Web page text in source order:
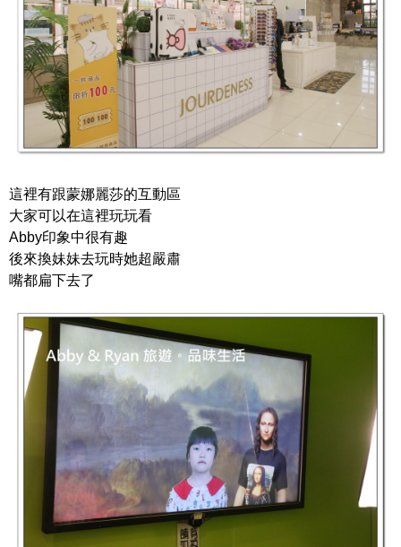
這裡有跟蒙娜麗莎的互動區
大家可以在這裡玩玩看
Abby印象中很有趣
後來換妹妹去玩時她超嚴肅
嘴都扁下去了